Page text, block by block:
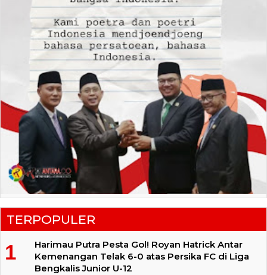
TERPOPULER
Harimau Putra Pesta Gol! Royan Hatrick Antar
Kemenangan Telak 6-0 atas Persika FC di Liga
Bengkalis Junior U-12